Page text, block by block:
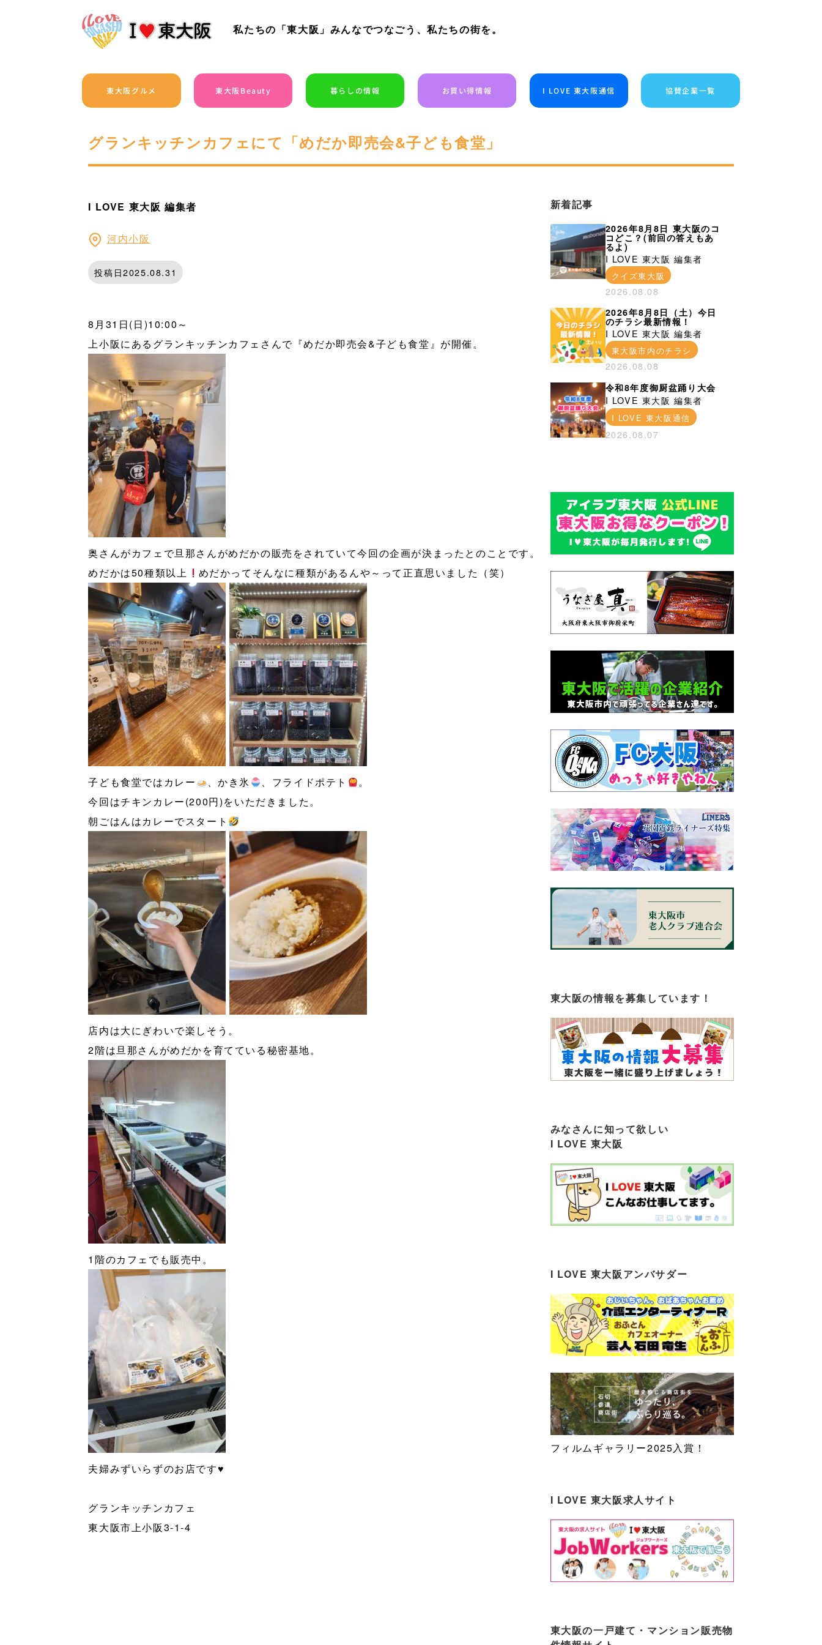
私たちの「東大阪」みんなでつなごう、私たちの街を。
東大阪グルメ 東大阪Beauty 暮らしの情報 お買い得情報 I LOVE 東大阪通信 協賛企業一覧
グランキッチンカフェにて「めだか即売会&子ども食堂」
I LOVE 東大阪 編集者
河内小阪
投稿日2025.08.31
8月31日(日)10:00～
上小阪にあるグランキッチンカフェさんで『めだか即売会&子ども食堂』が開催。
奥さんがカフェで旦那さんがめだかの販売をされていて今回の企画が決まったとのことです。
めだかは50種類以上
めだかってそんなに種類があるんや～って正直思いました（笑）
子ども食堂ではカレー 、かき氷 、フライドポテト
。
今回はチキンカレー(200円)をいただきました。
朝ごはんはカレーでスタート
店内は大にぎわいで楽しそう。
2階は旦那さんがめだかを育てている秘密基地。
1階のカフェでも販売中。
夫婦みずいらずのお店です♥️
グランキッチンカフェ
東大阪市上小阪3-1-4
新着記事
2026年8月8日 東大阪のコ
コどこ？(前回の答えもあ
るよ)
I LOVE 東大阪 編集者
クイズ東大阪
2026.08.08
2026年8月8日（土）今日
のチラシ最新情報！
I LOVE 東大阪 編集者
東大阪市内のチラシ
2026.08.08
令和8年度御厨盆踊り大会
I LOVE 東大阪 編集者
I LOVE 東大阪通信
2026.08.07
東大阪の情報を募集しています！
みなさんに知って欲しい
I LOVE 東大阪
I LOVE 東大阪アンバサダー
フィルムギャラリー2025入賞！
I LOVE 東大阪求人サイト
東大阪の一戸建て・マンション販売物